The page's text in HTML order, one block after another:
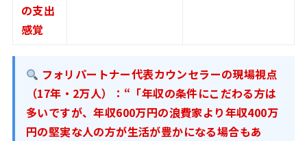
の支出
感覚
フォリパートナー代表カウンセラーの現場視点
（17年・2万人）： “「年収の条件にこだわる方は
多いですが、年収600万円の浪費家より年収400万
円の堅実な人の方が生活が豊かになる場合もあ